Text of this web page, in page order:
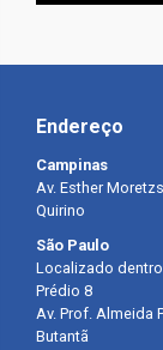
Endereço
Campinas
Av. Esther
Quirino
São Paulo
Localizado
Prédio 8
Av. Prof. Almeida
Butantã